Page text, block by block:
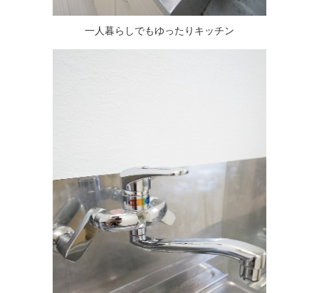
一人暮らしでもゆったりキッチン